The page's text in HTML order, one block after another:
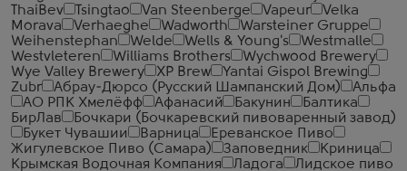
ThaiBev
Tsingtao Van Steenberge Vapeur
Velka
Morava
Verhaeghe Wadworth
Warsteiner Gruppe
Weihenstephan
Welde Wells & Young's
Westmalle
Westvleteren
Williams Brothers
Wychwood Brewery
Wye Valley Brewery
XP Brew
Yantai Gispol Brewing
Zubr
Абрау-Дюрсо (Русский Шампанский Дом)
Альфа
АО РПК Хмелёфф
Афанасий Бакунин
Балтика
БирЛав
Бочкари (Бочкаревский пивоваренный завод)
Букет Чувашии
Варница
Ереванское Пиво
Жигулевское Пиво (Самара)
Заповедник
Криница
Крымская Водочная Компания
Ладога
Лидское пиво